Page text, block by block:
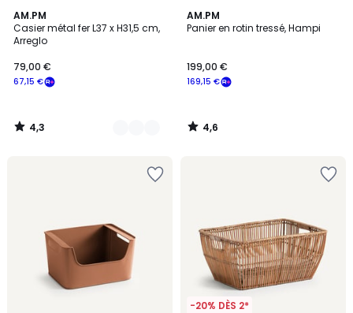
AM.PM
Casier métal fer L37 x H31,5 cm,
Arreglo
67,15 €
79,00 €
4,3
/ 5
5
Couleurs
4,3
/
AM.PM
Panier en rotin tressé, Hampi
169,15 €
199,00 €
4,6
/ 5
4,6
/
-20% DÈS 2*